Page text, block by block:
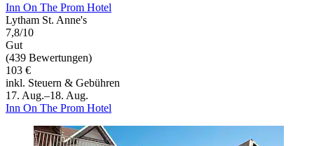
Inn On The Prom Hotel
Lytham St. Anne's
7,8/10
Gut
(439 Bewertungen)
103 €
inkl. Steuern & Gebühren
17. Aug.–18. Aug.
Inn On The Prom Hotel